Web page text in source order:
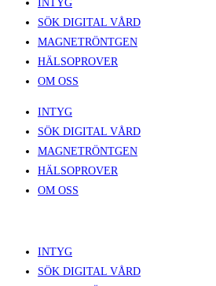
INTYG
SÖK DIGITAL VÅRD
MAGNETRÖNTGEN
HÄLSOPROVER
OM OSS
INTYG
SÖK DIGITAL VÅRD
MAGNETRÖNTGEN
HÄLSOPROVER
OM OSS
INTYG
SÖK DIGITAL VÅRD